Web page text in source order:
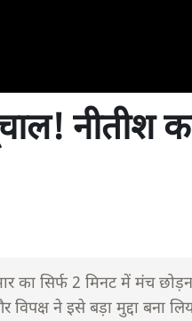
नीतीश
का सिर्फ 2 मिनट में मंच
ने इसे बड़ा मुद्दा बना